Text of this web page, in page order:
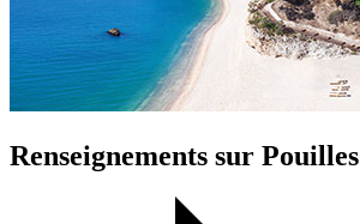
Renseignements sur Pouilles